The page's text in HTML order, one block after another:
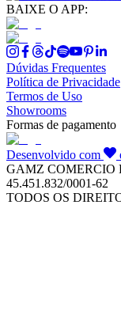
BAIXE O APP:
Dúvidas Frequentes
Política de Privacidade
Termos de Uso
Showrooms
Formas de pagamento
Desenvolvido com
GAMZ COMERCIO
45.451.832/0001-62
TODOS OS